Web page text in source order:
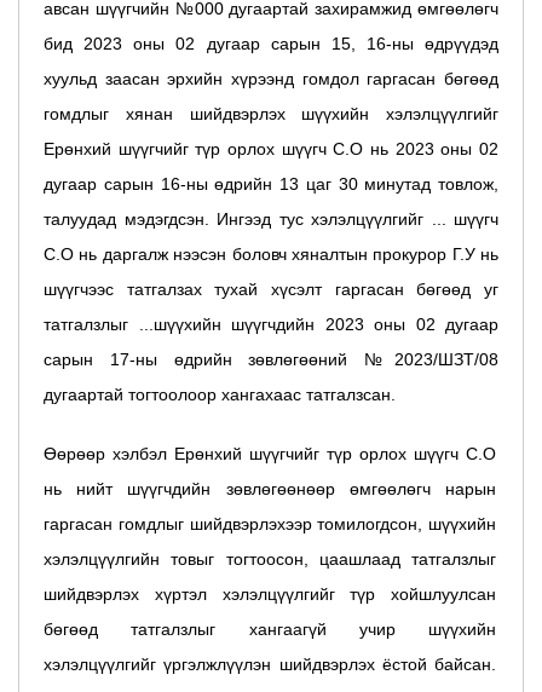
авсан шүүгчийн №000 дугаартай захирамжид өмгөөлөгч
бид 2023 оны 02 дугаар сарын 15, 16-ны өдрүүдэд
хуульд заасан эрхийн хүрээнд гомдол гаргасан бөгөөд
гомдлыг хянан шийдвэрлэх шүүхийн хэлэлцүүлгийг
Ерөнхий шүүгчийг түр орлох шүүгч С.О нь 2023 оны 02
дугаар сарын 16-ны өдрийн 13 цаг 30 минутад товлож,
талуудад мэдэгдсэн. Ингээд тус хэлэлцүүлгийг ... шүүгч
С.О нь даргалж нээсэн боловч хяналтын прокурор Г.У нь
шүүгчээс татгалзах тухай хүсэлт гаргасан бөгөөд уг
татгалзлыг ...шүүхийн шүүгчдийн 2023 оны 02 дугаар
сарын 17-ны өдрийн зөвлөгөөний №2023/ШЗТ/08
дугаартай тогтоолоор хангахаас татгалзсан.
Өөрөөр хэлбэл Ерөнхий шүүгчийг түр орлох шүүгч С.О
нь нийт шүүгчдийн зөвлөгөөнөөр өмгөөлөгч нарын
гаргасан гомдлыг шийдвэрлэхээр томилогдсон, шүүхийн
хэлэлцүүлгийн товыг тогтоосон, цаашлаад татгалзлыг
шийдвэрлэх хүртэл хэлэлцүүлгийг түр хойшлуулсан
бөгөөд татгалзлыг хангаагүй учир шүүхийн
хэлэлцүүлгийг үргэлжлүүлэн шийдвэрлэх ёстой байсан.